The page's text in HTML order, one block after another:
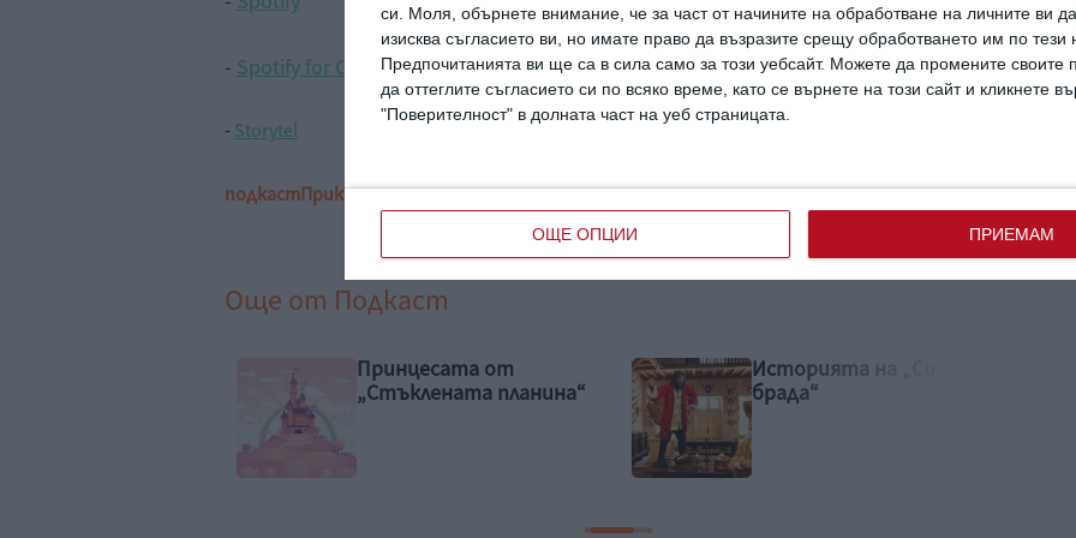
си.
Моля, обърнете внимание, че за част от начините на обработване на личните ви
изисква съгласието ви, но имате право да възразите срещу обработването им по тези
Предпочитанията ви ще са в сила само за този уебсайт. Можете да промените своите
да оттеглите съгласието си по всяко време, като се върнете на този сайт и кликнете
"Поверителност" в долната част на уеб страницата.
ОЩЕ ОПЦИИ ПРИЕМАМ
- Spotify for Creators
- Storytel
подкастПриказки по пижамаиндийска приказкаистории
Още от Подкаст
Историята на „Синята
брада“
Белият папагал, за
който мечтаело едно